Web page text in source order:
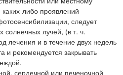
либо проявлений
следует
солнечных лучей, (в т. ч.
лечения и в течение двух недель
и рекомендуется закрывать
сердечной или печеночной